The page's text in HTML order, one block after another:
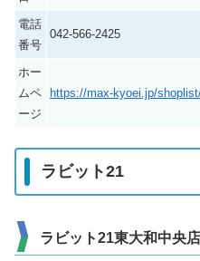
電話
番号
042-566-2425
ホー
ムペ
ージ
https://max-kyoei.jp/
ラビット21
ラビット21東大和中央店